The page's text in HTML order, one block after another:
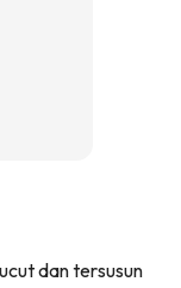
dan tersusun